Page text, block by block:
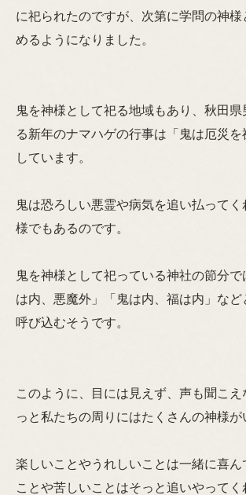
に祀られたのですが、次第に学問の神
めるようになりました。
鬼を神様として祀る地域もあり、秋田
る新年のナマハゲの行事は「鬼は厄災を
しています。
鬼は恐ろしい悪霊や病気を追い払って
様でもあるのです。
鬼を神様として祀っている神社の節分
は内、悪魔外」「鬼は内、福は内」など
呼び込むそうです。
このように、目には見えず、声も聞こえ
っと私たちの周りにはたくさんの神様が
楽しいことやうれしいことは一緒に喜ん
ことや苦しいことはそっと追いやってく